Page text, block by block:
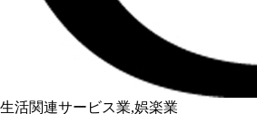
生活関連サービス業,娯楽業